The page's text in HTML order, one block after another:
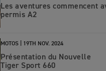
Les aventures commencent
permis A2
MOTOS | 19TH NOV. 2024
Présentation du Nouvelle
Tiger Sport 660